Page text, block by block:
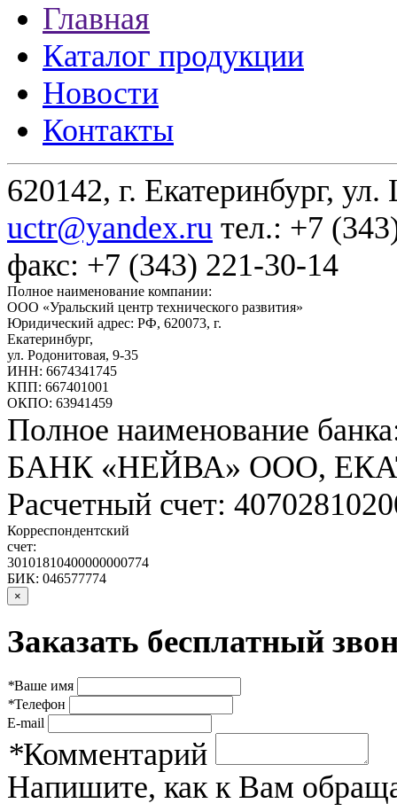
Главная
Каталог продукции
Новости
Контакты
620142, г. Екатеринбург,
uctr@yandex.ru тел.: +7
факс: +7 (343) 221-30-14
Полное наименование компании:
ООО «Уральский центр технического развития»
Юридический адрес: РФ, 620073, г.
Екатеринбург,
ул. Родонитовая, 9-35
ИНН: 6674341745
КПП: 667401001
ОКПО: 63941459
Полное наименование
БАНК «НЕЙВА» ООО,
Расчетный счет:
Корреспондентский
счет:
30101810400000000774
БИК: 046577774
×
Заказать бесплатный
*Ваше имя
*Телефон
E-mail
*Комментарий
Напишите, как к Вам